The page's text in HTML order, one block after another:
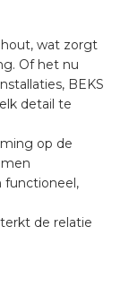
wat zorgt
Of het nu
BEKS
detail te
op de
functioneel,
de relatie